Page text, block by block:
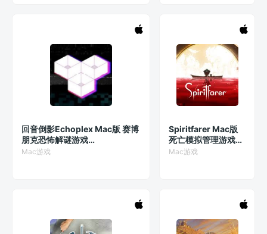
回音倒影Echoplex Mac版 赛博
朋克恐怖解谜游戏
v1.0.13(5.5.5f1)
Mac游戏
Spiritfarer Mac版
死亡模拟管理游戏
v1.0(35325a)
Mac游戏